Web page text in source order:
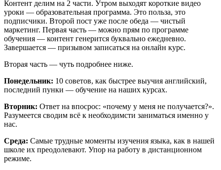
Контент делим на 2 части. Утром выходят короткие видео
уроки — образовательная программа. Это польза, это
подписчики. Второй пост уже после обеда — чистый
маркетинг. Первая часть — можно прям по программе
обучения — контент генерится буквально ежедневно.
Завершается — призывом записаться на онлайн курс.
Вторая часть — чуть подробнее ниже.
Понедельник: 10 советов, как быстрее выучия английский,
последний пунки — обучение на наших курсах.
Вторник: Ответ на впосрос: «почему у меня не получается?».
Разумеется сводим всё к необходимсти заниматься именно у
нас.
Среда: Самые трудные моменты изучения языка, как в нашей
школе их преодолевают. Упор на работу в дистанционном
режиме.